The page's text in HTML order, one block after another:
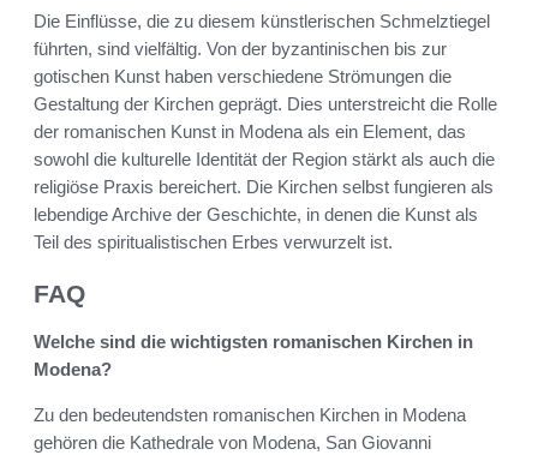
Die Einflüsse, die zu diesem künstlerischen Schmelztiegel
führten, sind vielfältig. Von der byzantinischen bis zur
gotischen Kunst haben verschiedene Strömungen die
Gestaltung der Kirchen geprägt. Dies unterstreicht die Rolle
der romanischen Kunst in Modena als ein Element, das
sowohl die kulturelle Identität der Region stärkt als auch die
religiöse Praxis bereichert. Die Kirchen selbst fungieren als
lebendige Archive der Geschichte, in denen die Kunst als
Teil des spiritualistischen Erbes verwurzelt ist.
FAQ
Welche sind die wichtigsten romanischen Kirchen in
Modena?
Zu den bedeutendsten romanischen Kirchen in Modena
gehören die Kathedrale von Modena, San Giovanni